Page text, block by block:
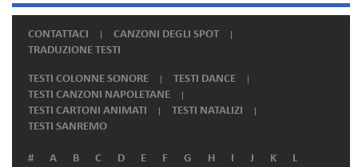
CONTATTACI
CANZONI DEGLI SPOT
TRADUZIONE TESTI
TESTI COLONNE SONORE
TESTI DANCE
TESTI CANZONI NAPOLETANE
TESTI CARTONI ANIMATI
TESTI NATALIZI
TESTI SANREMO
# A B C D E F G H I J K L